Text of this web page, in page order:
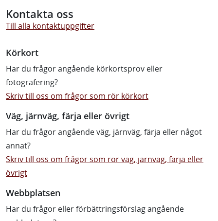
Kontakta oss
Till alla kontaktuppgifter
Körkort
Har du frågor angående körkortsprov eller
fotografering?
Skriv till oss om frågor som rör körkort
Väg, järnväg, färja eller övrigt
Har du frågor angående väg, järnväg, färja eller något
annat?
Skriv till oss om frågor som rör väg, järnväg, färja eller
övrigt
Webbplatsen
Har du frågor eller förbättringsförslag angående